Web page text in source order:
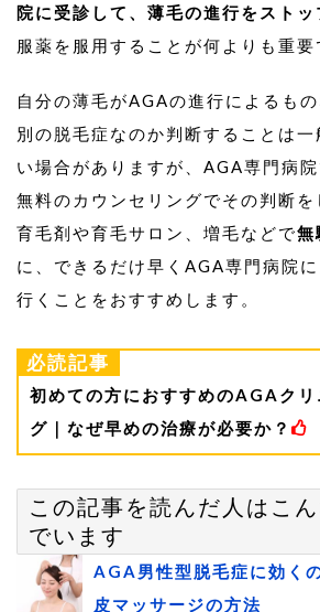
院に受診して、薄毛の進行をストッ
服薬を服用することが何よりも重要
自分の薄毛がAGAの進行によるも
別の脱毛症なのか判断することは一
い場合がありますが、AGA専門病
無料のカウンセリングでその判断を
育毛剤や育毛サロン、増毛などで無
に、できるだけ早くAGA専門病院
行くことをおすすめします。
必読記事
初めての方におすすめのAGAクリ
グ｜なぜ早めの治療が必要か？
この記事を読んだ人はこ
でいます
AGA男性型脱毛症に効く
皮マッサージの方法